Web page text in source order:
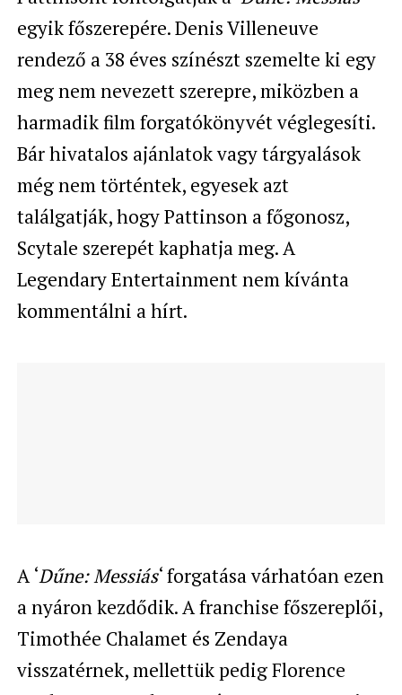
egyik főszerepére. Denis Villeneuve
rendező a 38 éves színészt szemelte ki egy
meg nem nevezett szerepre, miközben a
harmadik film forgatókönyvét véglegesíti.
Bár hivatalos ajánlatok vagy tárgyalások
még nem történtek, egyesek azt
találgatják, hogy Pattinson a főgonosz,
Scytale szerepét kaphatja meg. A
Legendary Entertainment nem kívánta
kommentálni a hírt.
A ‘Dűne: Messiás‘ forgatása várhatóan ezen
a nyáron kezdődik. A franchise főszereplői,
Timothée Chalamet és Zendaya
visszatérnek, mellettük pedig Florence